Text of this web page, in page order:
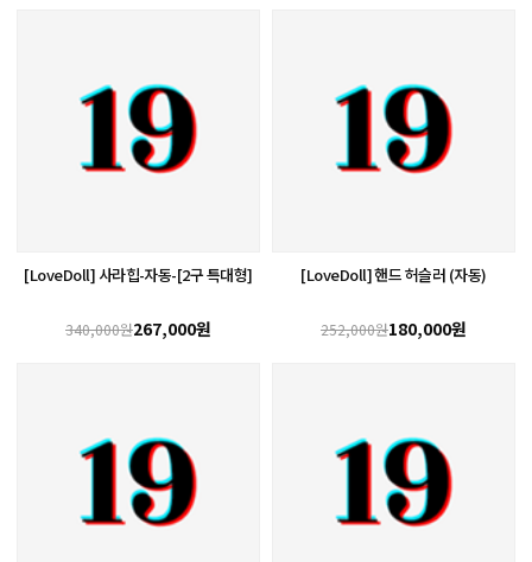
[LoveDoll] 사라힙-자동-[2구 특대형]
340,000원267,000원
[LoveDoll] 핸드 허슬러 (자동)
252,000원180,000원